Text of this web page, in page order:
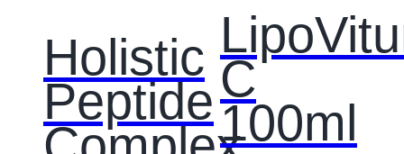
Holistic
PeptideC
100ml